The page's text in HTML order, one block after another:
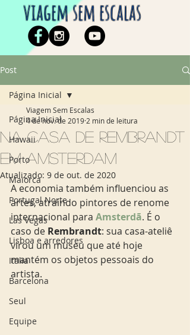
viagem sem escalas
Post
Página Inicial
Hawaii
Porto
Maiorca
Portugal Norte
Las Vegas
Lisboa e arredores
Italia
Barcelona
Seul
Equipe
Página Inicial
Na casa de Rembrandt
em Amsterdam
Viagem Sem Escalas
4 de nov. de 2019 2 min de leitura
Atualizado: 9 de out. de 2020
A economia também influenciou as
artes, atraindo pintores de renome
internacional para Amsterdã. É o
caso de Rembrandt: sua casa-ateliê
virou um museu que até hoje
mantém os objetos pessoais do
artista.